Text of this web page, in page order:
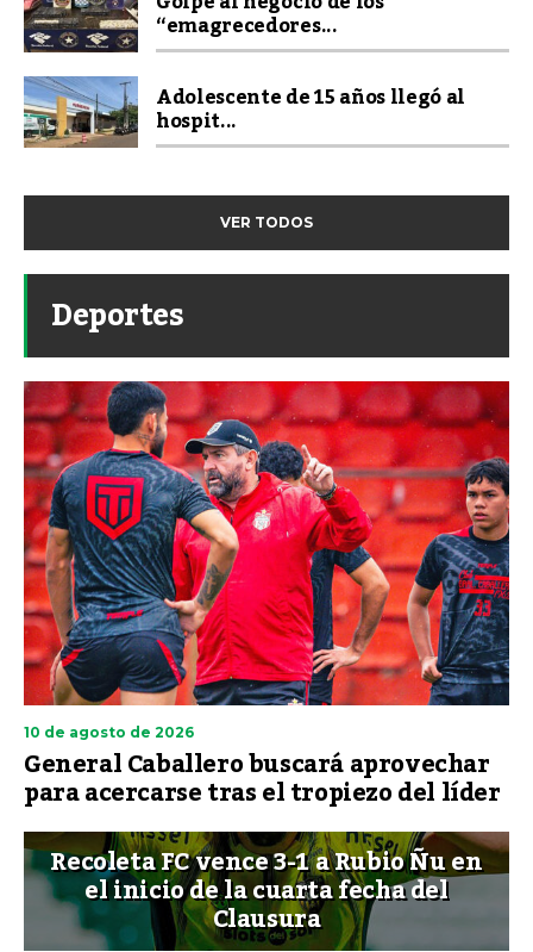
“emagrecedores...
Adolescente de 15 años llegó al
hospit...
VER TODOS
Deportes
10 de agosto de 2026
General Caballero buscará aprovechar
para acercarse tras el tropiezo del líder
Recoleta FC vence 3-1 a Rubio Ñu en
el inicio de la cuarta fecha del
Clausura